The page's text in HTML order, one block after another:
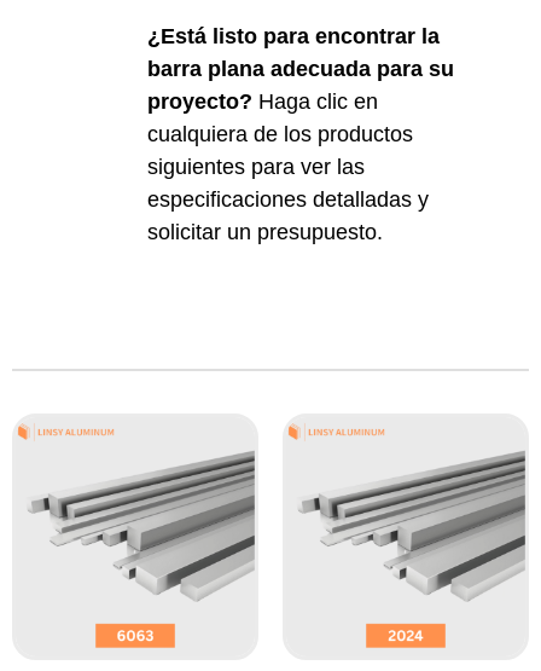
¿Está listo para encontrar la
barra plana adecuada para su
proyecto? Haga clic en
cualquiera de los productos
siguientes para ver las
especificaciones detalladas y
solicitar un presupuesto.